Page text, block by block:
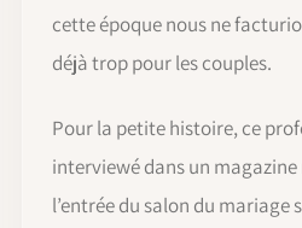
cette époque nous ne
déjà trop pour les couples.
Pour la petite histoire, ce
interviewé dans un
l’entrée du salon du mariage